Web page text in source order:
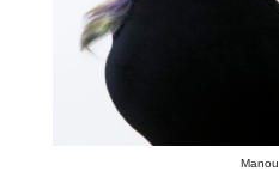
Manou